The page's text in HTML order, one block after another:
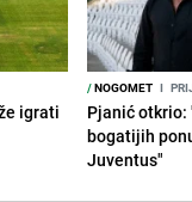
igrati
/NOGOMET I
Pjanić otkrio:
bogatijih
Juventus"